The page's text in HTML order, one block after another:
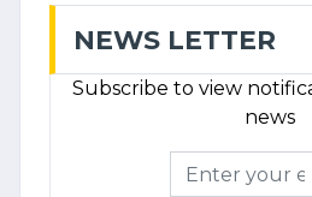
NEWS LETTER
Subscribe to view
news